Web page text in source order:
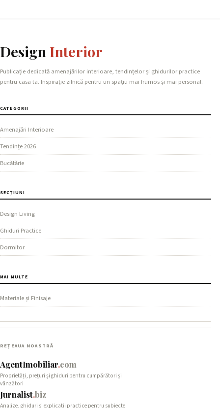
Design Interior
Publicație dedicată amenajărilor interioare, tendințelor și ghidurilor practice
pentru casa ta. Inspirație zilnică pentru un spațiu mai frumos și mai personal.
CATEGORII
Amenajări Interioare
Tendințe 2026
Bucătărie
SECȚIUNI
Design Living
Ghiduri Practice
Dormitor
MAI MULTE
Materiale și Finisaje
REȚEAUA NOASTRĂ
AgentImobiliar.com
Proprietăți, prețuri și ghiduri pentru cumpărători și
vânzători
Jurnalist.biz
Analize, ghiduri si explicatii practice pentru subiecte